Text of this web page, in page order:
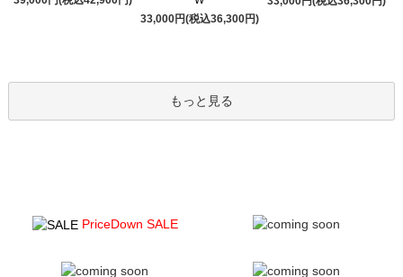
33,000円(税込36,300円)
もっと見る
PriceDown SALE